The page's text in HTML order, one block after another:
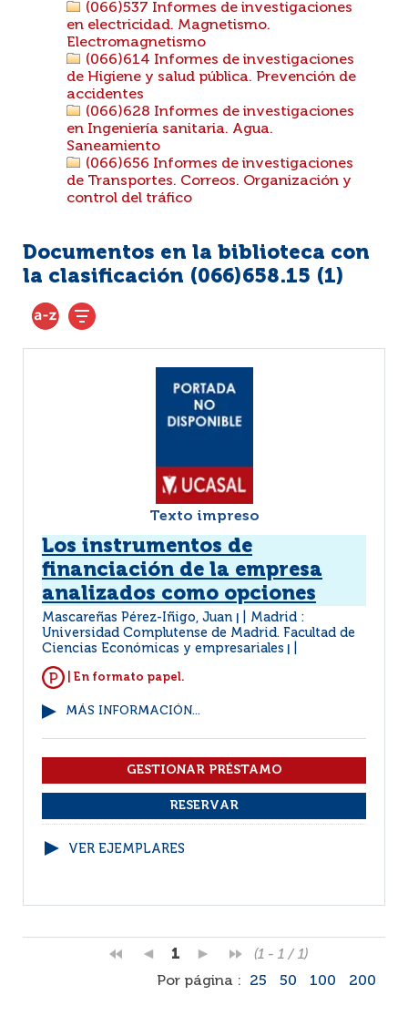
(066)537 Informes de investigaciones
en electricidad. Magnetismo.
Electromagnetismo
(066)614 Informes de investigaciones
de Higiene y salud pública. Prevención de
accidentes
(066)628 Informes de investigaciones
en Ingeniería sanitaria. Agua.
Saneamiento
(066)656 Informes de investigaciones
de Transportes. Correos. Organización y
control del tráfico
Documentos en la biblioteca con
la clasificación (066)658.15 (1)
Texto impreso
Los instrumentos de
financiación de la empresa
analizados como opciones
Mascareñas Pérez-Iñigo, Juan
Madrid :
Universidad Complutense de Madrid. Facultad de
Ciencias Económicas y empresariales
| En formato papel.
MÁS INFORMACIÓN...
VER EJEMPLARES
1
(1 - 1 / 1)
Por página :
25 50 100 200